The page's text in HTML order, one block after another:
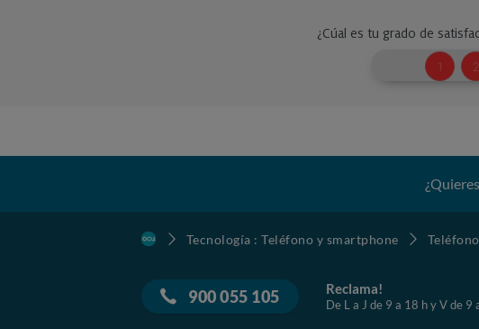
Tecnología : Teléfono y smartphone
900 055 105 Reclama!
De L a J de 9 a 18 h y V de 9